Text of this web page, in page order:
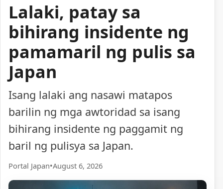
Lalaki, patay sa
bihirang insidente ng
pamamaril ng pulis sa
Japan
Isang lalaki ang nasawi matapos
barilin ng mga awtoridad sa isang
bihirang insidente ng paggamit ng
baril ng pulisya sa Japan.
Portal Japan•August 6, 2026